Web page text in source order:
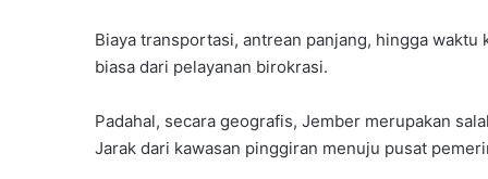
Biaya transportasi, antrean panjang, hingga
biasa dari pelayanan birokrasi.
Padahal, secara geografis, Jember merupakan
Jarak dari kawasan pinggiran menuju pusat